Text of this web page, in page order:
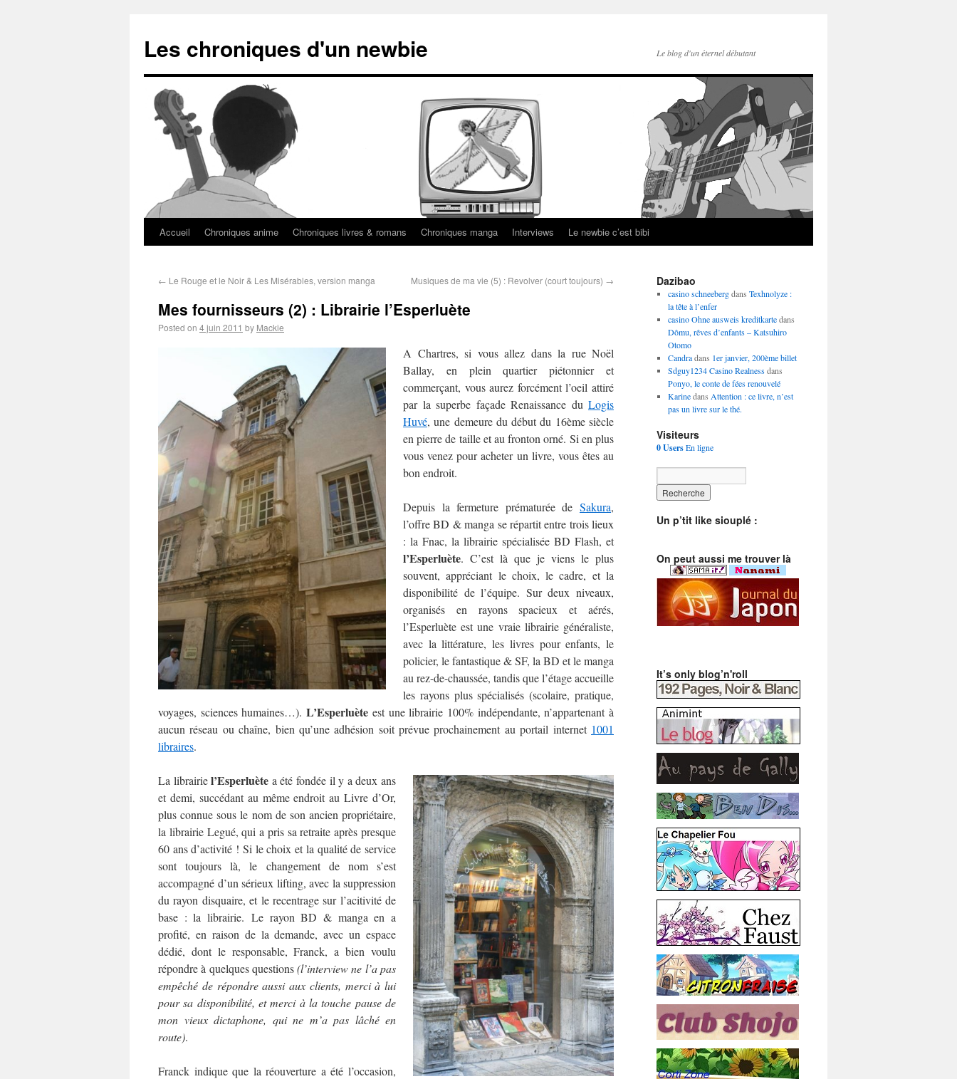
Les chroniques d'un newbie Le blog d'un éternel débutant
Accueil Chroniques anime Chroniques livres & romans Chroniques manga Interviews Le newbie c’est bibi
← Le Rouge et le Noir & Les Misérables, version manga Musiques de ma vie (5) : Revolver (court toujours) →
Mes fournisseurs (2) : Librairie l’Esperluète
Posted on 4 juin 2011 by Mackie
A Chartres, si vous allez dans la rue Noël
Ballay, en plein quartier piétonnier et
commerçant, vous aurez forcément l’oeil attiré
par la superbe façade Renaissance du Logis
Huvé, une demeure du début du 16ème siècle
en pierre de taille et au fronton orné. Si en plus
vous venez pour acheter un livre, vous êtes au
bon endroit.
Depuis la fermeture prématurée de Sakura,
l’offre BD & manga se répartit entre trois lieux
: la Fnac, la librairie spécialisée BD Flash, et
l’Esperluète. C’est là que je viens le plus
souvent, appréciant le choix, le cadre, et la
disponibilité de l’équipe. Sur deux niveaux,
organisés en rayons spacieux et aérés,
l’Esperluète est une vraie librairie généraliste,
avec la littérature, les livres pour enfants, le
policier, le fantastique & SF, la BD et le manga
au rez-de-chaussée, tandis que l’étage accueille
les rayons plus spécialisés (scolaire, pratique,
voyages, sciences humaines…).L’Esperluète est une librairie 100% indépendante, n’appartenant à
aucun réseau ou chaîne, bien qu’une adhésion soit prévue prochainement au portail internet 1001
libraires.
La librairiel’Esperluète a été fondée il y a deux ans
et demi, succédant au même endroit au Livre d’Or,
plus connue sous le nom de son ancien propriétaire,
la librairie Legué, qui a pris sa retraite après presque
60 ans d’activité ! Si le choix et la qualité de service
sont toujours là, le changement de nom s’est
accompagné d’un sérieux lifting, avec la suppression
du rayon disquaire, et le recentrage sur l’acitivité de
base : la librairie. Le rayon BD & manga en a
profité, en raison de la demande, avec un espace
dédié, dont le responsable, Franck, a bien voulu
répondre à quelques questions(l’interview ne l’a pas
empêché de répondre aussi aux clients, merci à lui
pour sa disponibilité, et merci à la touche pause de
mon vieux dictaphone, qui ne m’a pas lâché en
route).
Franck indique que la réouverture a été l’occasion,
Dazibao
casino schneebergdans Texhnolyze :
la tête à l’enfer
casino Ohne ausweis kreditkartedans
Dômu, rêves d’enfants – Katsuhiro
Otomo
Candradans 1er janvier, 200ème billet
Sdguy1234 Casino Realnessdans
Ponyo, le conte de fées renouvelé
Karinedans Attention : ce livre, n’est
pas un livre sur le thé.
Visiteurs
0 UsersEn ligne
Un p’tit like siouplé :
On peut aussi me trouver là
It’s only blog’n'roll